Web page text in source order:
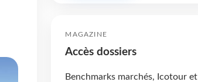
MAGAZINE
Accès dossiers
Benchmarks marchés, Icotour et